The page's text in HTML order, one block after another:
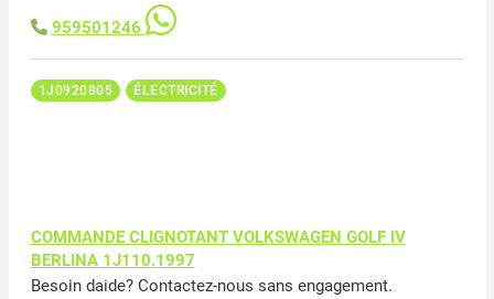
959501246
1J0920805 ÉLECTRICITÉ
COMMANDE CLIGNOTANT VOLKSWAGEN GOLF IV
BERLINA 1J110.1997
Besoin daide? Contactez-nous sans engagement.